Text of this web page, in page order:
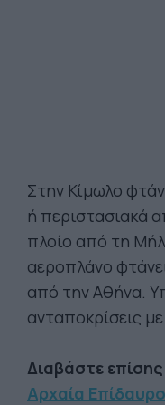
Στην Κίμωλο
ή περιστασιακά
πλοίο από τη
αεροπλάνο
από την Αθήνα.
ανταποκρίσεις
Διαβάστε
Αρχαία Επίδαυρο